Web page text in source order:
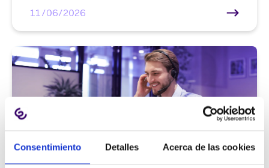
Consentimiento Detalles Acerca de las cookies
11/06/2026